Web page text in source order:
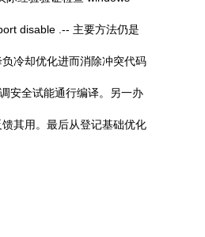
disable .-- 主要方法仍是
冷却优化进而消除冲突代码
安全试能通行编译。另一办
其用。最后从登记基础优化